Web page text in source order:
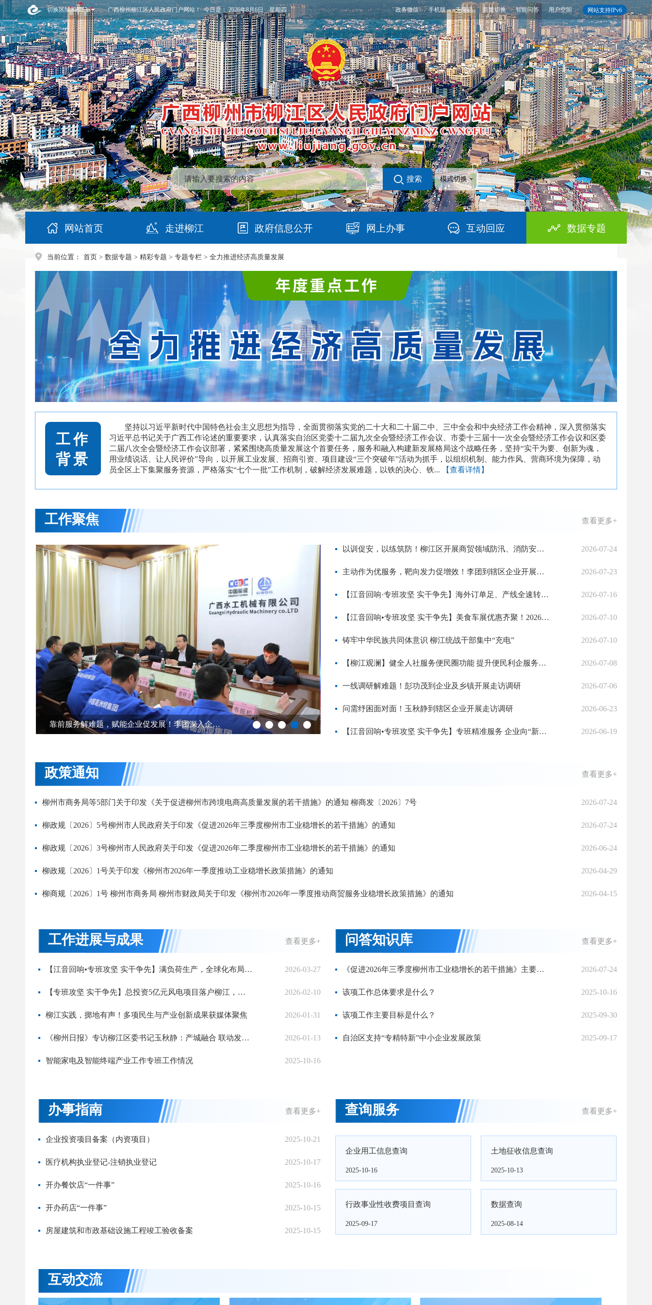
切换区域和部门 网站支持IPv6
政务微信 手机版 无障碍 简繁切换 智能问答 用户空间
广西柳州柳江区人民政府门户网站！ 今日是：2026年8月6日 星期四
搜索 模式切换
网站首页 走进柳江 政府信息公开 网上办事 互动回应 数据专题
当前位置： 首页 > 数据专题 > 精彩专题 > 专题专栏 > 全力推进经济高质量发展
工作
背景
坚持以习近平新时代中国特色社会主义思想为指导，全面贯彻落实党的二十大和二十届二中、三中全会和中央经济工作会精神，深入贯彻落实
习近平总书记关于广西工作论述的重要要求，认真落实自治区党委十二届九次全会暨经济工作会议、市委十三届十一次全会暨经济工作会议和区委
二届八次全会暨经济工作会议部署，紧紧围绕高质量发展这个首要任务，服务和融入构建新发展格局这个战略任务，坚持“实干为要、创新为魂，
用业绩说话、让人民评价”导向，以开展工业发展、招商引资、项目建设“三个突破年”活动为抓手，以组织机制、能力作风、营商环境为保障，动
员全区上下集聚服务资源，严格落实“七个一批”工作机制，破解经济发展难题，以铁的决心、铁...
【查看详情】
工作聚焦 查看更多+
以训促安，以练筑防！柳江区开展商贸领域防汛、消防安全管理专项培训 2026-07-24
主动作为优服务，靶向发力促增效！李团到辖区企业开展走访调研 2026-07-23
【江音回响·专班攻坚 实干争先】海外订单足、产线全速转！美王电器扩产增效势头强劲 2026-07-16
【江音回响•专班攻坚 实干争先】美食车展优惠齐聚！2026年“好物柳江”促销活动解锁夏日消费新乐趣 2026-07-10
铸牢中华民族共同体意识 柳江统战干部集中“充电” 2026-07-10
【柳江观澜】健全人社服务便民圈功能 提升便民利企服务质效 2026-07-08
一线调研解难题！彭功茂到企业及乡镇开展走访调研 2026-07-06
问需纾困面对面！玉秋静到辖区企业开展走访调研 2026-06-23
【江音回响•专班攻坚 实干争先】专班精准服务 企业向“新”而行：柳州泰姆以创新之姿竞逐新赛道 2026-06-19
政策通知 查看更多+
柳州市商务局等5部门关于印发《关于促进柳州市跨境电商高质量发展的若干措施》的通知 柳商发〔2026〕7号 2026-07-24
柳政规〔2026〕5号柳州市人民政府关于印发《促进2026年三季度柳州市工业稳增长的若干措施》的通知 2026-07-24
柳政规〔2026〕3号柳州市人民政府关于印发《促进2026年二季度柳州市工业稳增长的若干措施》的通知 2026-06-24
柳政规〔2026〕1号关于印发《柳州市2026年一季度推动工业稳增长政策措施》的通知 2026-04-29
柳商规〔2026〕1号 柳州市商务局 柳州市财政局关于印发《柳州市2026年一季度推动商贸服务业稳增长政策措施》的通知 2026-04-15
工作进展与成果 查看更多+
【江音回响•专班攻坚 实干争先】满负荷生产，全球化布局！柳江这家老牌企业“焕新”破局 2026-03-27
【专班攻坚 实干争先】总投资5亿元风电项目落户柳江，绿色能源发展启新程 2026-02-10
柳江实践，掷地有声！多项民生与产业创新成果获媒体聚焦 2026-01-31
《柳州日报》专访柳江区委书记玉秋静：产城融合 联动发展 蓄势跃升开新局 2026-01-13
智能家电及智能终端产业工作专班工作情况 2025-10-16
问答知识库 查看更多+
《促进2026年三季度柳州市工业稳增长的若干措施》主要包括哪些内容？ 2026-07-24
该项工作总体要求是什么？ 2025-10-16
该项工作主要目标是什么？ 2025-09-30
自治区支持“专精特新”中小企业发展政策 2025-09-17
办事指南 查看更多+
企业投资项目备案（内资项目） 2025-10-21
医疗机构执业登记-注销执业登记 2025-10-17
开办餐饮店“一件事” 2025-10-16
开办药店“一件事” 2025-10-15
房屋建筑和市政基础设施工程竣工验收备案 2025-10-15
查询服务 查看更多+
企业用工信息查询
2025-10-16
土地征收信息查询
2025-10-13
行政事业性收费项目查询
2025-09-17
数据查询
2025-08-14
互动交流